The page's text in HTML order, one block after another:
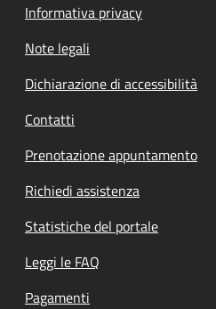
Informativa privacy
Note legali
Dichiarazione di accessibilità
Contatti
Prenotazione appuntamento
Richiedi assistenza
Statistiche del portale
Leggi le FAQ
Pagamenti